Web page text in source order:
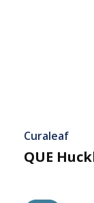
Curaleaf
QUE